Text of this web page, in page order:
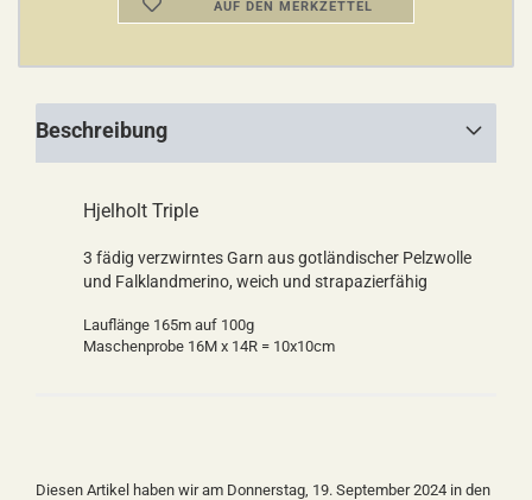
AUF DEN MERKZETTEL
Beschreibung
Hjelholt Triple
3 fädig verzwirntes Garn aus gotländischer Pelzwolle
und Falklandmerino, weich und strapazierfähig
Lauflänge 165m auf 100g
Maschenprobe 16M x 14R = 10x10cm
Diesen Artikel haben wir am Donnerstag, 19. September 2024 in den